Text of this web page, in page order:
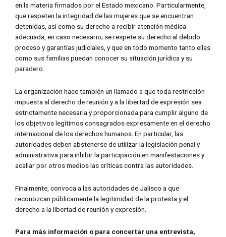
en la materia firmados por el Estado mexicano. Particularmente,
que respeten la integridad de las mujeres que se encuentran
detenidas, así como su derecho a recibir atención médica
adecuada, en caso necesario; se respete su derecho al debido
proceso y garantías judiciales, y que en todo momento tanto ellas
como sus familias puedan conocer su situación jurídica y su
paradero.
La organización hace también un llamado a que toda restricción
impuesta al derecho de reunión y a la libertad de expresión sea
estrictamente necesaria y proporcionada para cumplir alguno de
los objetivos legítimos consagrados expresamente en el derecho
internacional de los derechos humanos. En particular, las
autoridades deben abstenerse de utilizar la legislación penal y
administrativa para inhibir la participación en manifestaciones y
acallar por otros medios las críticas contra las autoridades.
Finalmente, convoca a las autoridades de Jalisco a que
reconozcan públicamente la legitimidad de la protesta y el
derecho a la libertad de reunión y expresión.
Para más información o para concertar una entrevista,